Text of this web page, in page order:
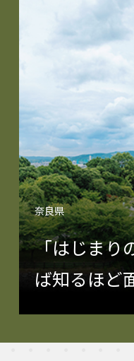
奈良県
「はじまり
ば知るほど